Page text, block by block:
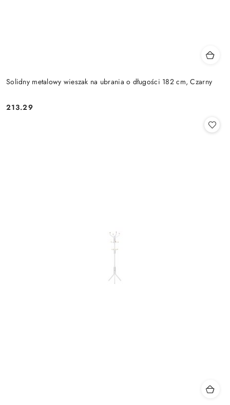
Solidny metalowy wieszak na ubrania o długości 182 cm, Czarny
Cena:
213.29